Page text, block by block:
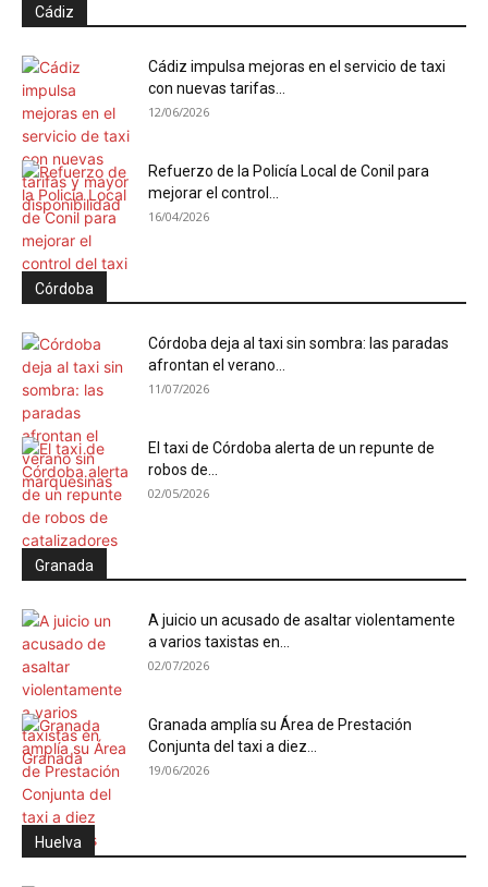
Cádiz
Cádiz impulsa mejoras en el servicio de taxi
con nuevas tarifas...
12/06/2026
Refuerzo de la Policía Local de Conil para
mejorar el control...
16/04/2026
Córdoba
Córdoba deja al taxi sin sombra: las paradas
afrontan el verano...
11/07/2026
El taxi de Córdoba alerta de un repunte de
robos de...
02/05/2026
Granada
A juicio un acusado de asaltar violentamente
a varios taxistas en...
02/07/2026
Granada amplía su Área de Prestación
Conjunta del taxi a diez...
19/06/2026
Huelva